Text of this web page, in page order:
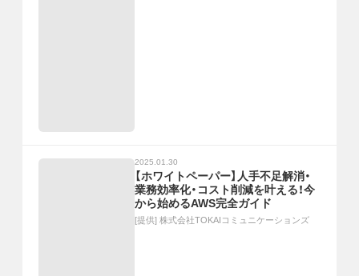
2025.01.30
【ホワイトペーパー】人手不足解消・
業務効率化・コスト削減を叶える！今
から始めるAWS完全ガイド
[提供] 株式会社TOKAIコミュニケーションズ